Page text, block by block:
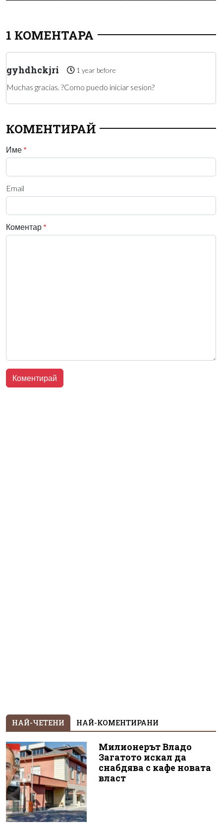
1 КОМЕНТАРА
gyhdhckjri 1 year before
Muchas gracias. ?Como puedo iniciar sesion?
КОМЕНТИРАЙ
Име *
Email
Коментар *
НАЙ-ЧЕТЕНИ НАЙ-КОМЕНТИРАНИ
Милионерът Владо
Загатото искал да
снабдява с кафе новата
власт